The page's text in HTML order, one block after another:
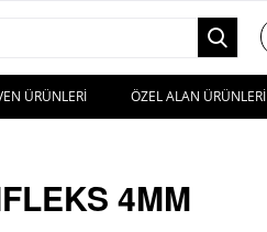
ÜRÜNLERI ÖZEL ALAN ÜRÜNLERI
4MM